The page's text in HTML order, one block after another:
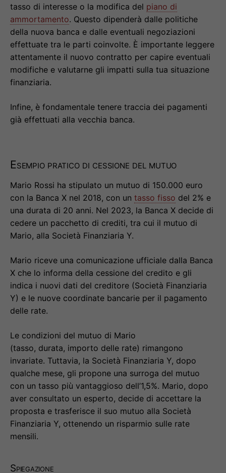
tasso di interesse o la modifica del piano di
ammortamento. Questo dipenderà dalle politiche
della nuova banca e dalle eventuali negoziazioni
effettuate tra le parti coinvolte. È importante leggere
attentamente il nuovo contratto per capire eventuali
modifiche e valutarne gli impatti sulla tua situazione
finanziaria.
Infine, è fondamentale tenere traccia dei pagamenti
già effettuati alla vecchia banca.
Esempio pratico di cessione del mutuo
Mario Rossi ha stipulato un mutuo di 150.000 euro
con la Banca X nel 2018, con un tasso fisso del 2% e
una durata di 20 anni. Nel 2023, la Banca X decide di
cedere un pacchetto di crediti, tra cui il mutuo di
Mario, alla Società Finanziaria Y.
Mario riceve una comunicazione ufficiale dalla Banca
X che lo informa della cessione del credito e gli
indica i nuovi dati del creditore (Società Finanziaria
Y) e le nuove coordinate bancarie per il pagamento
delle rate.
Le condizioni del mutuo di Mario
(tasso, durata, importo delle rate) rimangono
invariate. Tuttavia, la Società Finanziaria Y, dopo
qualche mese, gli propone una surroga del mutuo
con un tasso più vantaggioso dell’1,5%. Mario, dopo
aver consultato un esperto, decide di accettare la
proposta e trasferisce il suo mutuo alla Società
Finanziaria Y, ottenendo un risparmio sulle rate
mensili.
Spiegazione